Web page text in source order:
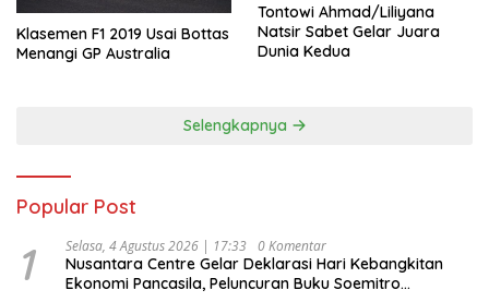
Klasemen F1 2019 Usai Bottas
Menangi GP Australia
Tontowi Ahmad/Liliyana
Natsir Sabet Gelar Juara
Dunia Kedua
Selengkapnya
Popular Post
1 Selasa, 4 Agustus 2026 | 17:33 0 Komentar
Nusantara Centre Gelar Deklarasi Hari Kebangkitan
Ekonomi Pancasila, Peluncuran Buku Soemitro